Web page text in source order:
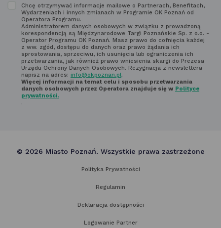
poniżej
Zapoznaj
z regulaminem
newsletter'a
Chcę otrzymywać informacje mailowe o Partnerach, Benefitach,
Wydarzeniach i innych zmianach w Programie OK Poznań od
Operatora Programu.
Administratorem danych osobowych w związku z prowadzoną
korespondencją są Międzynarodowe Targi Poznańskie Sp. z o.o. -
Operator Programu OK Poznań. Masz prawo do cofnięcia każdej
z ww. zgód, dostępu do danych oraz prawo żądania ich
sprostowania, sprzeciwu, ich usunięcia lub ograniczenia ich
przetwarzania, jak również prawo wniesienia skargi do Prezesa
Urzędu Ochrony Danych Osobowych. Rezygnacja z newslettera -
napisz na adres: info@okpoznan.pl.
Więcej informacji na temat celu i sposobu przetwarzania
danych osobowych przez Operatora znajduje się w Polityce
prywatności.
.
© 2026 Miasto Poznań. Wszystkie prawa zastrzeżone
Polityka Prywatności
Regulamin
Deklaracja dostępności
Logowanie Partner